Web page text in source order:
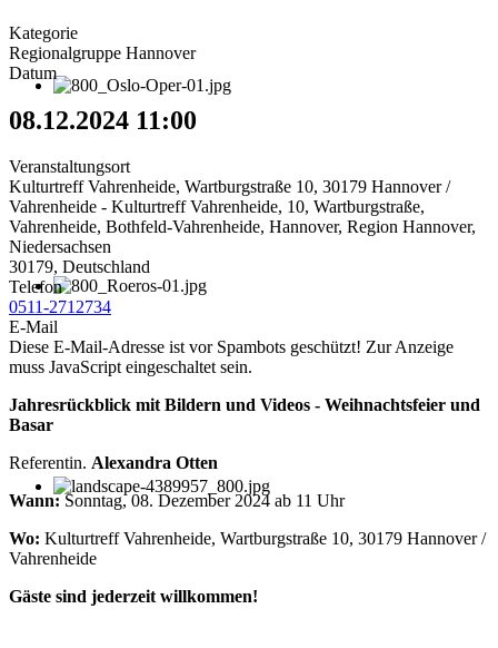
Kategorie
Regionalgruppe Hannover
Datum
08.12.2024 11:00
Veranstaltungsort
Kulturtreff Vahrenheide, Wartburgstraße 10, 30179 Hannover /
Vahrenheide - Kulturtreff Vahrenheide, 10, Wartburgstraße,
Vahrenheide, Bothfeld-Vahrenheide, Hannover, Region Hannover,
Niedersachsen
30179, Deutschland
Telefon
0511-2712734
E-Mail
Diese E-Mail-Adresse ist vor Spambots geschützt! Zur Anzeige
muss JavaScript eingeschaltet sein.
Jahresrückblick mit Bildern und Videos - Weihnachtsfeier und
Basar
Referentin. Alexandra Otten
Wann: Sonntag, 08. Dezember 2024 ab 11 Uhr
Wo: Kulturtreff Vahrenheide, Wartburgstraße 10, 30179 Hannover /
Vahrenheide
Gäste sind jederzeit willkommen!